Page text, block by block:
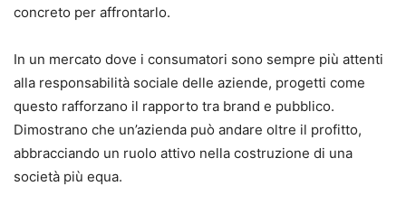
concreto per affrontarlo.
In un mercato dove i consumatori sono sempre più attenti
alla responsabilità sociale delle aziende, progetti come
questo rafforzano il rapporto tra brand e pubblico.
Dimostrano che un’azienda può andare oltre il profitto,
abbracciando un ruolo attivo nella costruzione di una
società più equa.